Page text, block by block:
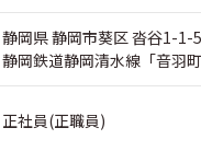
静岡県 静岡市葵区 沓谷1-1-5
静岡鉄道静岡清水線「音羽
正社員(正職員)